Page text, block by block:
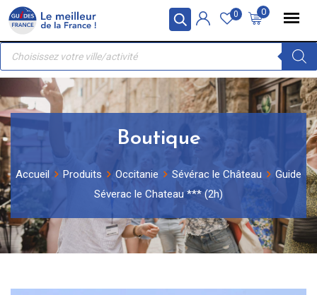
Panneau de gestion des cookies
Skip
content
0
0
Recherche
produits
Boutique
Accueil Produits Occitanie Sévérac le Château
Guide
Séverac le Chateau *** (2h)